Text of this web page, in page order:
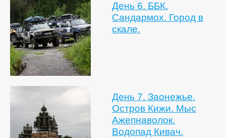
День 6. ББК.
Сандармох. Город в
скале.
День 7. Заонежье.
Остров Кижи. Мыс
Ажепнаволок.
Водопад Кивач.